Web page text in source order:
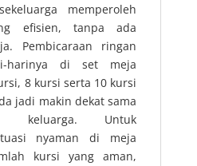
memperoleh
efisien, tanpa ada
Pembicaraan ringan
harinya di set meja
8 kursi serta 10 kursi
jadi makin dekat sama
keluarga. Untuk
nyaman di meja
kursi yang aman,